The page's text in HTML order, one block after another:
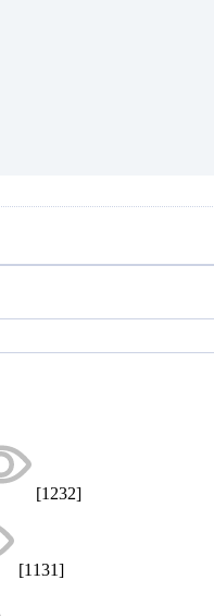
[1232]
[1131]